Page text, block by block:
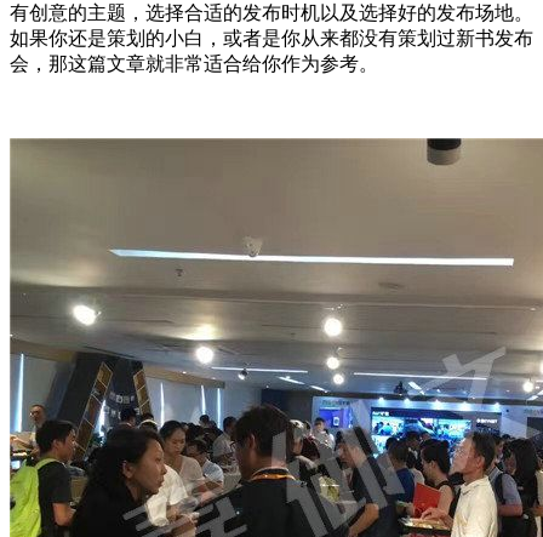
有创意的主题，选择合适的发布时机以及选择好的发布场地。
如果你还是策划的小白，或者是你从来都没有策划过新书发布
会，那这篇文章就非常适合给你作为参考。